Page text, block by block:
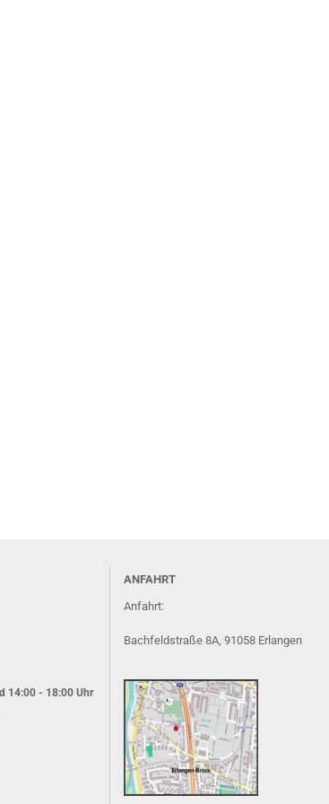
14:00 - 18:00 Uhr
ANFAHRT
Anfahrt:
Bachfeldstraße 8A, 91058 Erlangen